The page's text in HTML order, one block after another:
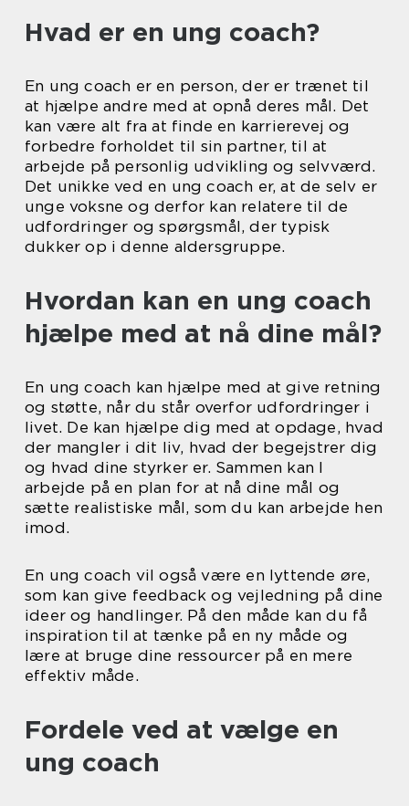
Hvad er en ung coach?
En ung coach er en person, der er trænet til
at hjælpe andre med at opnå deres mål. Det
kan være alt fra at finde en karrierevej og
forbedre forholdet til sin partner, til at
arbejde på personlig udvikling og selvværd.
Det unikke ved en ung coach er, at de selv er
unge voksne og derfor kan relatere til de
udfordringer og spørgsmål, der typisk
dukker op i denne aldersgruppe.
Hvordan kan en ung coach
hjælpe med at nå dine mål?
En ung coach kan hjælpe med at give retning
og støtte, når du står overfor udfordringer i
livet. De kan hjælpe dig med at opdage, hvad
der mangler i dit liv, hvad der begejstrer dig
og hvad dine styrker er. Sammen kan I
arbejde på en plan for at nå dine mål og
sætte realistiske mål, som du kan arbejde hen
imod.
En ung coach vil også være en lyttende øre,
som kan give feedback og vejledning på dine
ideer og handlinger. På den måde kan du få
inspiration til at tænke på en ny måde og
lære at bruge dine ressourcer på en mere
effektiv måde.
Fordele ved at vælge en
ung coach